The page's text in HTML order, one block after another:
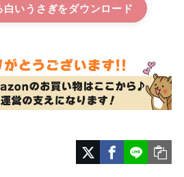
白いうさぎ